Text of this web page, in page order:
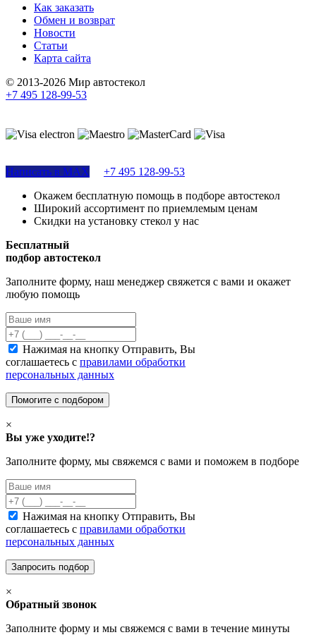
Как заказать
Обмен и возврат
Новости
Статьи
Карта сайта
© 2013-2026 Мир автостекол
+7 495 128-99-53
Написать в MAX
+7 495 128-99-53
Окажем бесплатную помощь в подборе автостекол
Широкий ассортимент по приемлемым ценам
Скидки на установку стекол у нас
Бесплатный
подбор автостекол
Заполните форму, наш менеджер свяжется с вами и окажет
любую помощь
Нажимая на кнопку Отправить, Вы
соглашаетесь с правилами обработки
персональных данных
×
Вы уже уходите!?
Заполните форму, мы свяжемся с вами и поможем в подборе
Нажимая на кнопку Отправить, Вы
соглашаетесь с правилами обработки
персональных данных
×
Обратный звонок
Заполните форму и мы свяжемся с вами в течение минуты